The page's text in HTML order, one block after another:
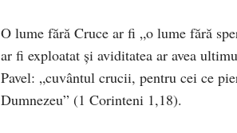
O lume fără Cruce ar fi „o lume fără
ar fi exploatat și aviditatea ar avea
Pavel: „cuvântul crucii, pentru cei ce
Dumnezeu” (1 Corinteni 1,18).